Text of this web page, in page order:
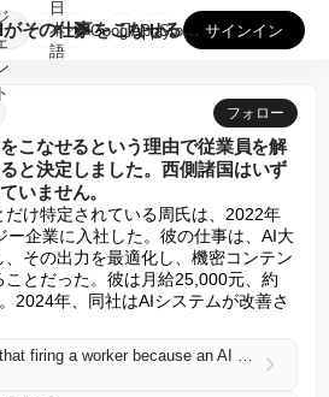
ト
中国は、AIがその仕事をこなせるという理由で従業員を解雇する...
日
本
語
GooglePlay
AppStore サインイン
フォロー
こなせるという理由で従業員を解
と決定しました。西側諸国はいず
いません。
け特定されている周氏は、2022年
ー企業に入社した。彼の仕事は、AI大
その出力を最適化し、機密コンテン
とだった。彼は月給25,000元、約
2024年、同社はAIシステムが改善さ
China has decided that firing a worker because an AI can do their job is illegal. No Western country has done the same.